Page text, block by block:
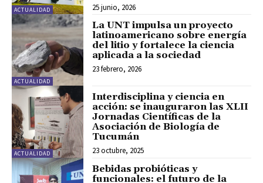
ACTUALIDAD 25 junio, 2026
ACTUALIDAD
La UNT impulsa un proyecto
latinoamericano sobre energía
del litio y fortalece la ciencia
aplicada a la sociedad
23 febrero, 2026
ACTUALIDAD
Interdisciplina y ciencia en
acción: se inauguraron las XLII
Jornadas Científicas de la
Asociación de Biología de
Tucumán
23 octubre, 2025
Bebidas probióticas y
funcionales: el futuro de la